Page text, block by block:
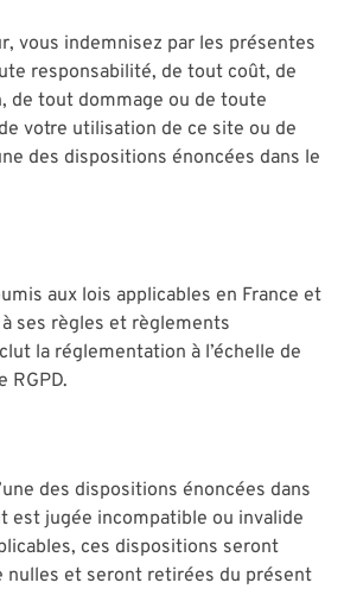
vous indemnisez par les présentes
responsabilité, de tout coût, de
de tout dommage ou de toute
votre utilisation de ce site ou de
des dispositions énoncées dans le
aux lois applicables en France et
ses règles et règlements
la réglementation à l’échelle de
RGPD.
des dispositions énoncées dans
est jugée incompatible ou invalide
ces dispositions seront
nulles et seront retirées du présent